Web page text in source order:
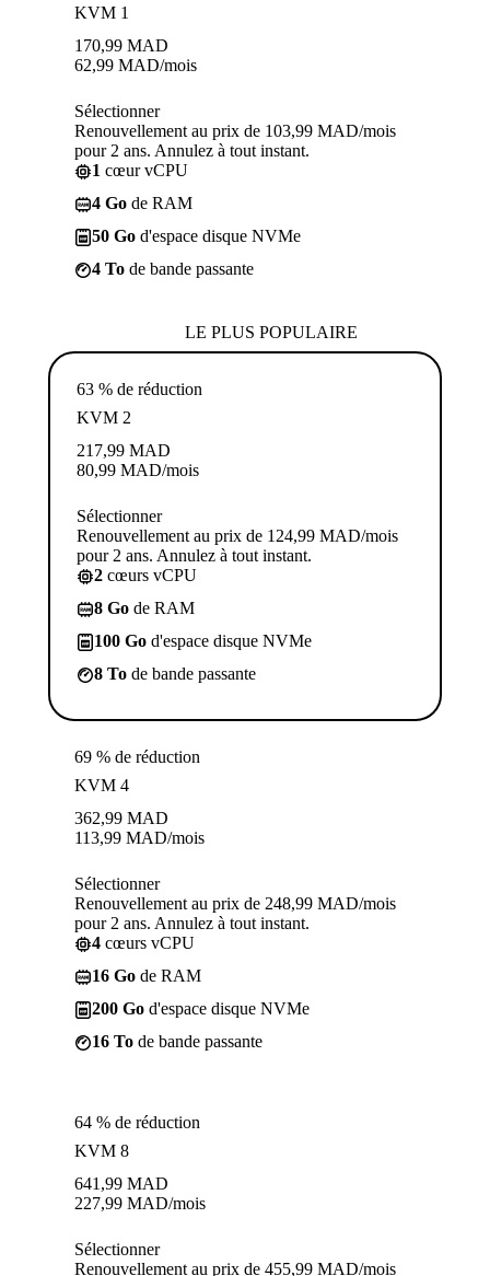
KVM 1
170,99 MAD
62,99 MAD/mois
Sélectionner
Renouvellement au prix de 103,99 MAD/mois
pour 2 ans. Annulez à tout instant.
1 cœur vCPU
4 Go de RAM
50 Go d'espace disque NVMe
4 To de bande passante
LE PLUS POPULAIRE
63 % de réduction
KVM 2
217,99 MAD
80,99 MAD/mois
Sélectionner
Renouvellement au prix de 124,99 MAD/mois
pour 2 ans. Annulez à tout instant.
2 cœurs vCPU
8 Go de RAM
100 Go d'espace disque NVMe
8 To de bande passante
69 % de réduction
KVM 4
362,99 MAD
113,99 MAD/mois
Sélectionner
Renouvellement au prix de 248,99 MAD/mois
pour 2 ans. Annulez à tout instant.
4 cœurs vCPU
16 Go de RAM
200 Go d'espace disque NVMe
16 To de bande passante
64 % de réduction
KVM 8
641,99 MAD
227,99 MAD/mois
Sélectionner
Renouvellement au prix de 455,99 MAD/mois